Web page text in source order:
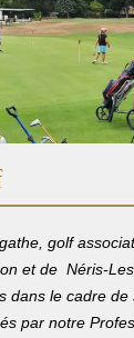
golf
et de Néris-
dans le cadre de
par notre